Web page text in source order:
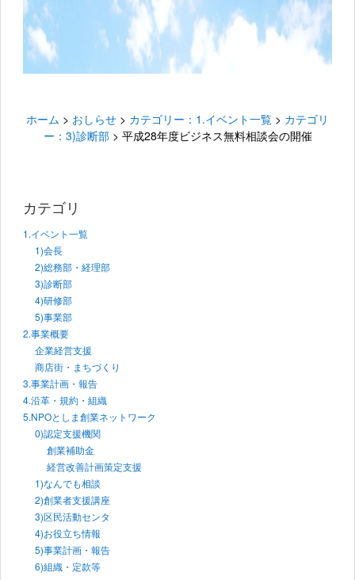
ホーム > おしらせ > カテゴリー：1.イベント一覧 > カテゴリ
ー：3)診断部> 平成28年度ビジネス無料相談会の開催
カテゴリ
1.イベント一覧
1)会長
2)総務部・経理部
3)診断部
4)研修部
5)事業部
2.事業概要
企業経営支援
商店街・まちづくり
3.事業計画・報告
4.沿革・規約・組織
5.NPOとしま創業ネットワーク
0)認定支援機関
創業補助金
経営改善計画策定支援
1)なんでも相談
2)創業者支援講座
3)区民活動センタ
4)お役立ち情報
5)事業計画・報告
6)組織・定款等